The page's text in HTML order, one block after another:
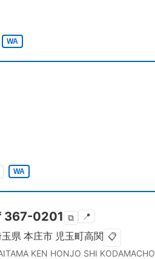
WA
WA
367-0201 ⧉ 📍
県 本庄市 児玉町高関 📋
KEN HONJO SHI KODAMACHO